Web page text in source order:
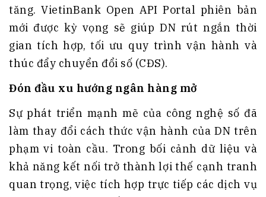
tăng. VietinBank Open API Portal phiên bản
mới được kỳ vọng sẽ giúp DN rút ngắn thời
gian tích hợp, tối ưu quy trình vận hành và
thúc đẩy chuyển đổi số (CĐS).
Đón đầu xu hướng ngân hàng mở
Sự phát triển mạnh mẽ của công nghệ số đã
làm thay đổi cách thức vận hành của DN trên
phạm vi toàn cầu. Trong bối cảnh dữ liệu và
khả năng kết nối trở thành lợi thế cạnh tranh
quan trọng, việc tích hợp trực tiếp các dịch vụ